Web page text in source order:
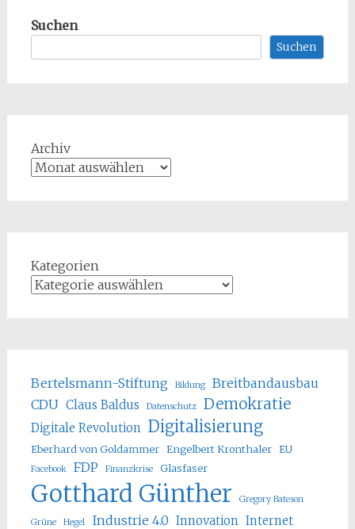
Suchen
Suchen
Archiv
Kategorien
Bertelsmann-Stiftung Bildung
Breitbandausbau
CDU Claus Baldus Datenschutz Demokratie
Digitale Revolution Digitalisierung
Eberhard von Goldammer Engelbert Kronthaler EU
Facebook FDP Finanzkrise Glasfaser
Gotthard Günther Gregory Bateson
Grüne Hegel Industrie 4.0 Innovation Internet